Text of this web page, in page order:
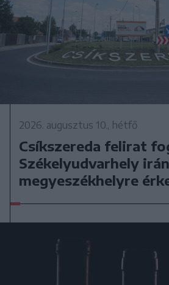
2026. augusztus 10., hétfő
Csíkszereda felirat
Székelyudvarhely
megyeszékhelyre